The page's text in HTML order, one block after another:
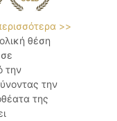
>>
θέση
την
την
της